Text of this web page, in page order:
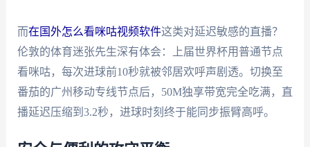
而在国外怎么看咪咕视频软件这类对延迟敏感的直播？
伦敦的体育迷张先生深有体会：上届世界杯用普通节点
看咪咕，每次进球前10秒就被邻居欢呼声剧透。切换至
番茄的广州移动专线节点后，50M独享带宽完全吃满，直
播延迟压缩到3.2秒，进球时刻终于能同步振臂高呼。